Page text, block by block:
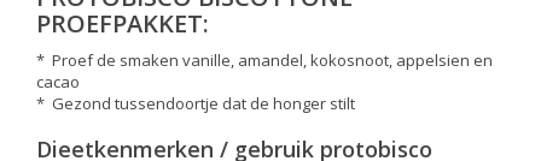
PROEFPAKKET:
* Proef de smaken vanille, amandel, kokosnoot, appelsien en
cacao
* Gezond tussendoortje dat de honger stilt
Dieetkenmerken / gebruik protobisco